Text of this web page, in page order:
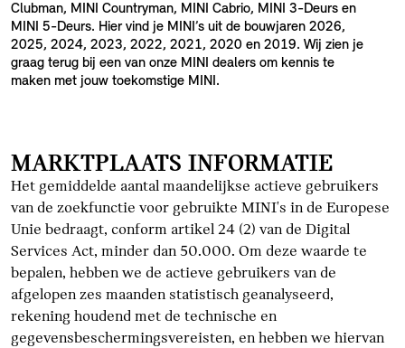
Clubman, MINI Countryman, MINI Cabrio, MINI 3-Deurs en
MINI 5-Deurs. Hier vind je MINI’s uit de bouwjaren 2026,
2025, 2024, 2023, 2022, 2021, 2020 en 2019. Wij zien je
graag terug bij een van onze MINI dealers om kennis te
maken met jouw toekomstige MINI.
MARKTPLAATS INFORMATIE
Het gemiddelde aantal maandelijkse actieve gebruikers
van de zoekfunctie voor gebruikte MINI's in de Europese
Unie bedraagt, conform artikel 24 (2) van de Digital
Services Act, minder dan 50.000. Om deze waarde te
bepalen, hebben we de actieve gebruikers van de
afgelopen zes maanden statistisch geanalyseerd,
rekening houdend met de technische en
gegevensbeschermingsvereisten, en hebben we hiervan